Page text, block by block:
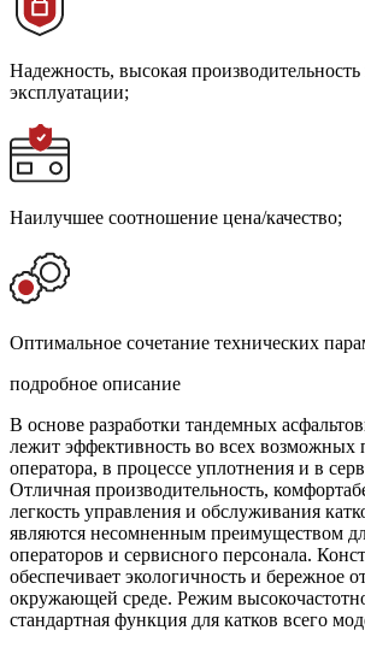
Надежность, высокая
эксплуатации;
Наилучшее соотношение цена/качество;
Оптимальное сочетание технических
подробное описание
В основе разработки тандемных
лежит эффективность во всех возможных
оператора, в процессе уплотнения и в
Отличная производительность,
легкость управления и обслуживания
являются несомненным преимуществом
операторов и сервисного персонала.
обеспечивает экологичность и бережное
окружающей среде. Режим
стандартная функция для катков всего